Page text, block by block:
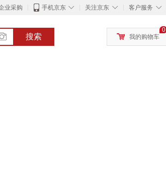
业采购 ◇
手机京东 ◇
关注京东 ◇
客户服务
搜索
0
我的购物车